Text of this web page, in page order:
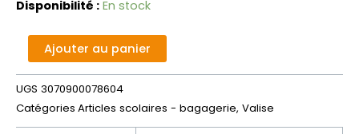
Disponibilité : En stock
quantité
Valise
Poméa
Ajouter au panier
UGS 3070900078604
Catégories Articles scolaires - bagagerie, Valise